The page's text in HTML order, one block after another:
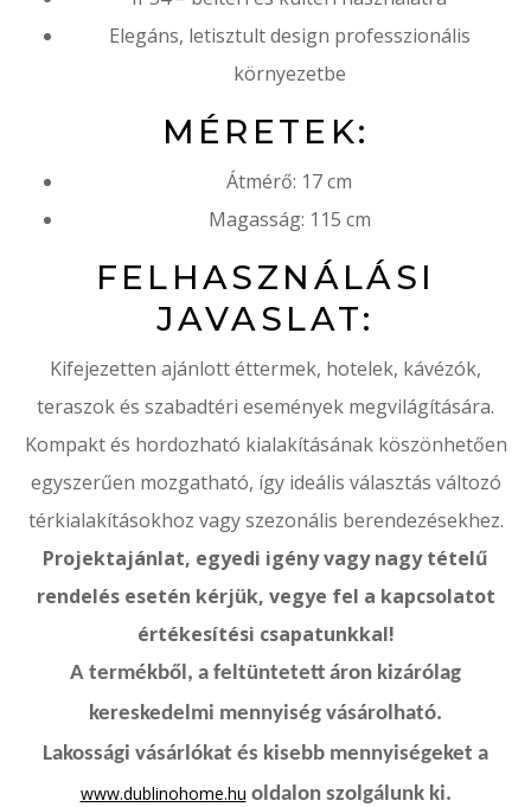
Elegáns, letisztult design professzionális
környezetbe
MÉRETEK:
Átmérő: 17 cm
Magasság: 115 cm
FELHASZNÁLÁSI
JAVASLAT:
Kifejezetten ajánlott éttermek, hotelek, kávézók,
teraszok és szabadtéri események megvilágítására.
Kompakt és hordozható kialakításának köszönhetően
egyszerűen mozgatható, így ideális választás változó
térkialakításokhoz vagy szezonális berendezésekhez.
Projektajánlat, egyedi igény vagy nagy tételű
rendelés esetén kérjük, vegye fel a kapcsolatot
értékesítési csapatunkkal!
A termékből, a feltüntetett áron kizárólag
kereskedelmi mennyiség vásárolható.
Lakossági vásárlókat és kisebb mennyiségeket a
www.dublinohome.hu oldalon szolgálunk ki.